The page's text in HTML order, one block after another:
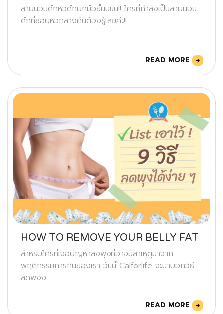
สายนอนดึกหิวดึกยกมือขึ้นนนน!! ใครที่กำลังเป็นสายนอน
ดึกที่ชอบหิวกลางคืนต้องรู้เลยค่ะ!!
READ MORE
HOW TO REMOVE YOUR BELLY FAT
สำหรับใครที่เจอปัญหาลงพุงที่อาจมีสาเหตุมาจาก
พฤติกรรมการกินของเรา วันนี้ Calforlife จะมาบอกวิธี
ลดพุงง
READ MORE